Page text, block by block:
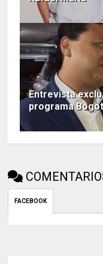
Entrevista
programa
FACEBOOK